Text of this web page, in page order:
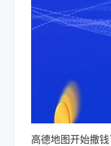
高德地图开始撒